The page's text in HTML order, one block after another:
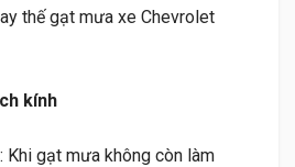
thế gạt mưa xe Chevrolet
kính
gạt mưa không còn làm